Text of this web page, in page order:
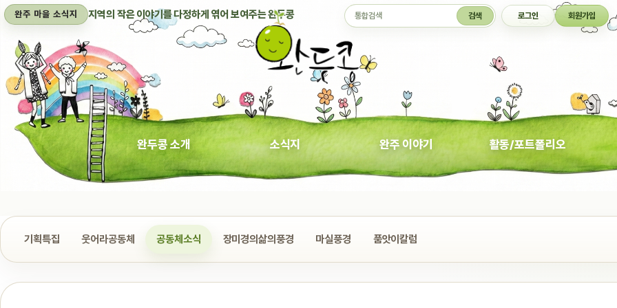
완주 마을 소식지 지역의 작은 이야기를 다정하게 엮어 보여주는 완두콩 통합검색 검색 로그인 회원가입
완두콩 소개 소식지 완주 이야기 활동/포트폴리오
기획특집 웃어라공동체 공동체소식 장미경의삶의풍경 마실풍경 품앗이칼럼